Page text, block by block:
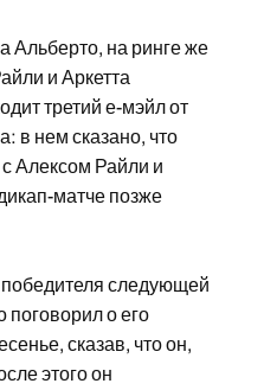
Альберто, на ринге же
и Аркетта
третий е-мэйл от
в нем сказано, что
Алексом Райли и
матче позже
следующей
о его
сказав, что он,
этого он